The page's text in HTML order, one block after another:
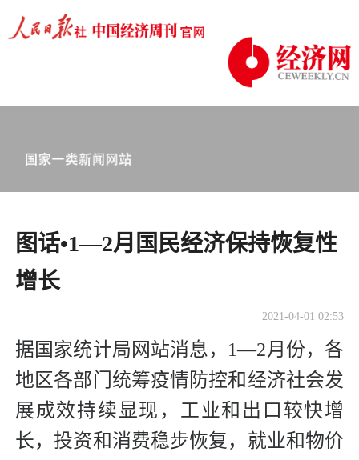
图话•1—2月国民经济保持恢复性
增长
2021-04-01 02:53
据国家统计局网站消息，1—2月份，各
地区各部门统筹疫情防控和经济社会发
展成效持续显现，工业和出口较快增
长，投资和消费稳步恢复，就业和物价